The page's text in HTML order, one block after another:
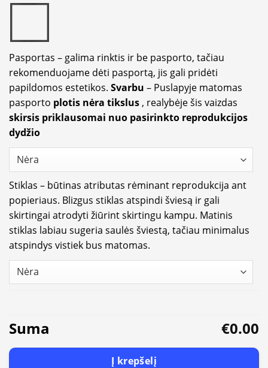
Pasportas – galima rinktis ir be pasporto, tačiau
rekomenduojame dėti pasportą, jis gali pridėti
papildomos estetikos. Svarbu – Puslapyje matomas
pasporto plotis nėra tikslus , realybėje šis vaizdas
skirsis priklausomai nuo pasirinkto reprodukcijos
dydžio
Stiklas – būtinas atributas rėminant reprodukcija ant
popieriaus. Blizgus stiklas atspindi šviesą ir gali
skirtingai atrodyti žiūrint skirtingu kampu. Matinis
stiklas labiau sugeria saulės šviestą, tačiau minimalus
atspindys vistiek bus matomas.
Suma €0.00
Į krepšelį